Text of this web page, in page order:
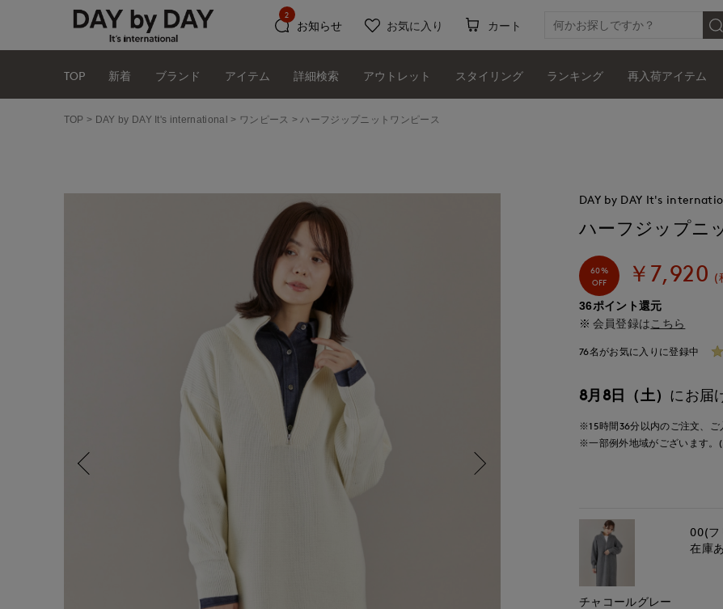
お知らせ
2
お気に入り カート
TOP 新着 ブランド アイテム 詳細検索 アウトレット スタイリング ランキング 再入荷アイテム
TOP DAY by DAY It's international ワンピース ハーフジップニットワンピース
DAY by DAY It's
ハーフジップニ
60%
OFF
￥7,920 (
36ポイント還元
会員登録は こちら
76名がお気に入りに登録中
8月8日（土） にお届
※15時間36分以内のご注文、ご
※一部例外地域がございます。
チャコールグレー
00(フ
在庫